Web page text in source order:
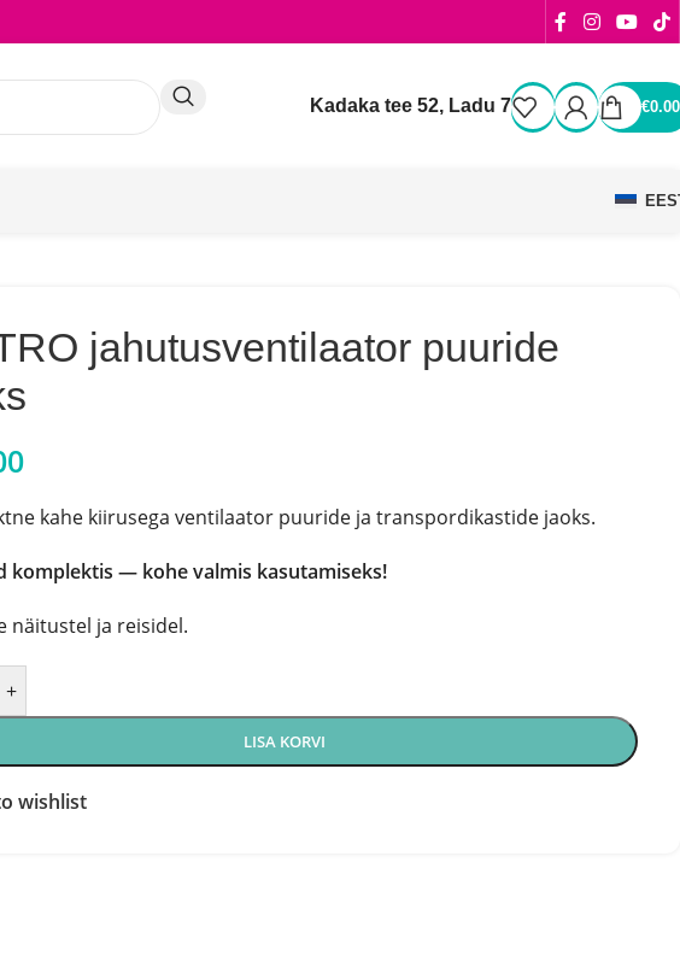
Kadaka tee 52, Ladu 7 €0.00
jahutusventilaator puuride
kahe kiirusega ventilaator puuride ja transpordikastide jaoks.
komplektis — kohe valmis kasutamiseks!
näitustel ja reisidel.
+
LISA KORVI
wishlist